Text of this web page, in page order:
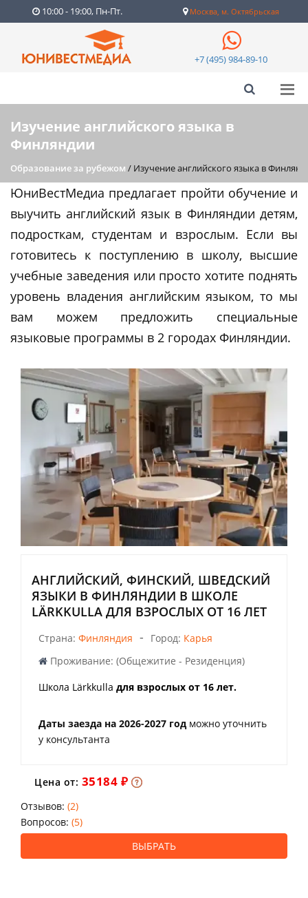
10:00 - 19:00, Пн-Пт. Москва, м. Октябрьская
+7 (495) 984-89-10
Изучение английского языка в
Финляндии
Образование за рубежом / Изучение английского языка в
ЮниВестМедиа предлагает пройти обучение и
выучить английский язык в Финляндии детям,
подросткам, студентам и взрослым. Если вы
готовитесь к поступлению в школу, высшие
учебные заведения или просто хотите поднять
уровень владения английским языком, то мы
вам можем предложить специальные
языковые программы в 2 городах Финляндии.
АНГЛИЙСКИЙ, ФИНСКИЙ, ШВЕДСКИЙ
ЯЗЫКИ В ФИНЛЯНДИИ В ШКОЛЕ
LÄRKKULLA ДЛЯ ВЗРОСЛЫХ ОТ 16 ЛЕТ
Страна: Финляндия - Город: Карья
Проживание: (Общежитие - Резиденция)
Школа Lärkkulla для взрослых от 16 лет.
Даты заезда на 2026-2027 год можно уточнить
у консультанта
Цена от: 35184 ₽
Отзывов: (2)
Вопросов: (5)
ВЫБРАТЬ